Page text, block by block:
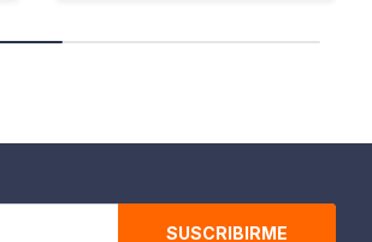
SUSCRIBIRME